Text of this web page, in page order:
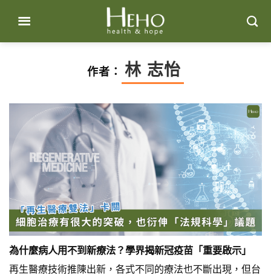
content
作者： 林 志怡
為什麼病人用不到新療法？學界揭新冠疫苗「重要啟示」
再生醫療技術推陳出新，各式不同的療法也不斷出現，但台